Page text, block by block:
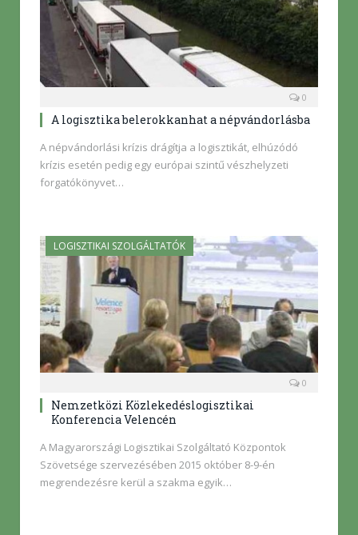
0
A logisztika belerokkanhat a népvándorlásba
A népvándorlási krízis drágítja a logisztikát, elhúzódó
krízis esetén pedig egy európai szintű vészhelyzeti
forgatókönyvet…
LOGISZTIKAI SZOLGÁLTATÓK
0
Nemzetközi Közlekedéslogisztikai
Konferencia Velencén
A Magyarországi Logisztikai Szolgáltató Központok
Szövetsége szervezésében 2015 október 8-9-én
megrendezésre kerül a szakma egyik…